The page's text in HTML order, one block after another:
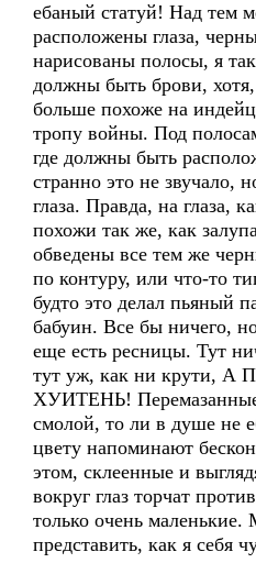
ебаный статуй! Над тем
расположены глаза,
нарисованы полосы, я
должны быть брови,
больше похоже на
тропу войны. Под
где должны быть
странно это не звучало,
глаза. Правда, на глаза,
похожи так же, как
обведены все тем же
по контуру, или что-то
будто это делал пьяный
бабуин. Все бы ничего,
еще есть ресницы. Тут
тут уж, как ни крути,
ХУИТЕНЬ! Перемазанные
смолой, то ли в душе не
цвету напоминают
этом, склеенные и
вокруг глаз торчат
только очень маленькие.
представить, как я себя